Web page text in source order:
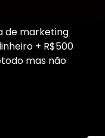
de marketing
+ R$500
mas não